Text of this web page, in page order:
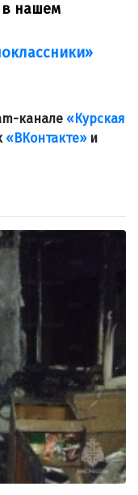
в нашем
канале «Курская
«ВКонтакте»и